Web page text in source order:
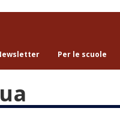
Per le scuole